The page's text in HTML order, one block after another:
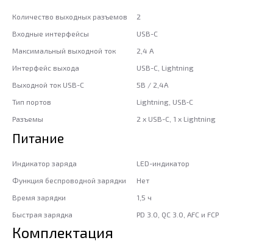
Количество выходных разъемов
2
Входные интерфейсы
USB-C
Максимальный выходной ток
2,4 А
Интерфейс выхода
USB-C, Lightning
Выходной ток USB-C
5В / 2,4А
Тип портов
Lightning, USB‑C
Разъемы
2 x USB-C, 1 x Lightning
Питание
Индикатор заряда
LED-индикатор
Функция беспроводной зарядки
Нет
Время зарядки
1,5 ч
Быстрая зарядка
PD 3.0, QC 3.0, AFC и FCP
Комплектация